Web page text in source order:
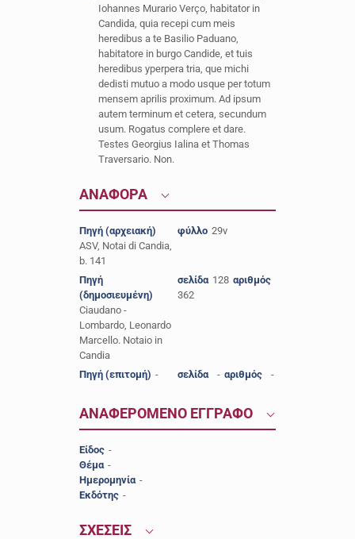
Iohannes Murario Verço, habitator in
Candida, quia recepi cum meis
heredibus a te Basilio Paduano,
habitatore in burgo Candide, et tuis
heredibus yperpera tria, que michi
dedisti mutuo a modo usque per totum
mensem aprilis proximum. Ad ipsum
autem terminum et cetera, secundum
usum. Rogatus complere et dare.
Testes Georgius Ialina et Thomas
Traversario. Non.
ΑΝΑΦΟΡΑ
Πηγή (αρχειακή)
ASV, Notai di Candia,
b. 141
φύλλο 29v
Πηγή
(δημοσιευμένη)
Ciaudano -
Lombardo, Leonardo
Marcello. Notaio in
Candia
σελίδα 128 αριθμός
362
Πηγή (επιτομή) - σελίδα - αριθμός -
ΑΝΑΦΕΡΟΜΕΝΟ ΕΓΓΡΑΦΟ
Είδος -
Θέμα -
Ημερομηνία -
Εκδότης -
ΣΧΕΣΕΙΣ